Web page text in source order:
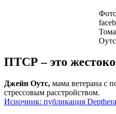
Тома
ПТСР – это жестоко
Джейн Оутс, мама ветерана с
стрессовым расстройством.
Исиочник: публикация